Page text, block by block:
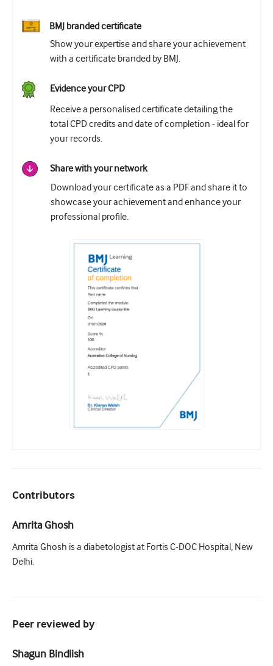
BMJ branded certificate
Show your expertise and share your achievement
with a certificate branded by BMJ.
Evidence your CPD
Receive a personalised certificate detailing the
total CPD credits and date of completion - ideal for
your records.
Share with your network
Download your certificate as a PDF and share it to
showcase your achievement and enhance your
professional profile.
Contributors
Amrita Ghosh
Amrita Ghosh is a diabetologist at Fortis C-DOC Hospital, New
Delhi.
Peer reviewed by
Shagun Bindlish